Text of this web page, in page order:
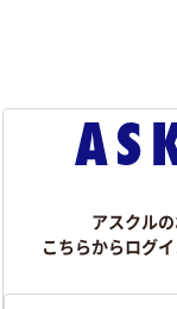
アスクル
こちらからログ